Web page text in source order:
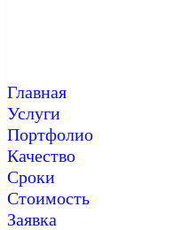
Главная
Услуги
Портфолио
Качество
Сроки
Стоимость
Заявка